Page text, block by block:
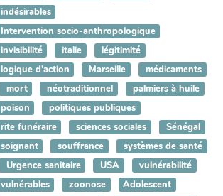
indésirables
Intervention socio-anthropologique
invisibilité
italie
légitimité
logique d’action
Marseille
médicaments
mort
néotraditionnel
palmiers à huile
poison
politiques publiques
rite funéraire
sciences sociales
Sénégal
soignant
souffrance
systèmes de santé
Urgence sanitaire
USA
vulnérabilité
vulnérables
zoonose
Adolescent